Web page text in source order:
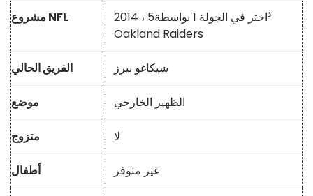
مشروع NFL 2014 ، 5 ذ
اختر في الجولة 1 بواسطة
Oakland Raiders
الفريق الحالي شيكاغو بيرز
موضع الظهير الخارجي
متزوج لا
أطفال غير متوفر